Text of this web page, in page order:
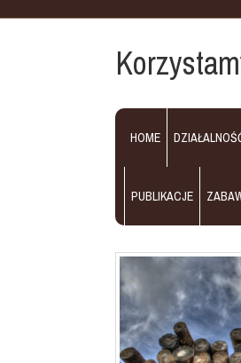
HOME
PUBLIKACJE